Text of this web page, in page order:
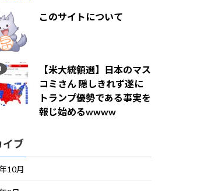
このサイトについて
【米大統領選】日本のマス
コミさん 隠しきれず遂に
トランプ優勢である事実を
報じ始めるwwww
イブ
10月